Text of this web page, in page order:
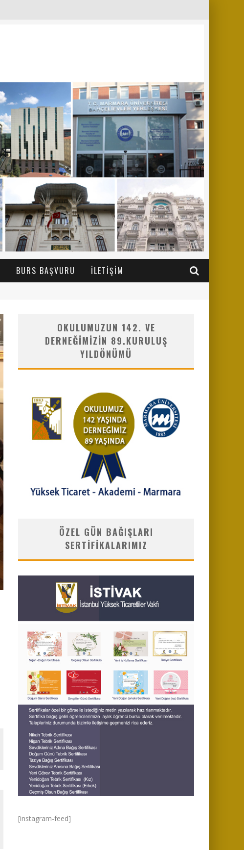
BURS BAŞVURU İLETIŞIM
OKULUMUZUN 142. VE
DERNEĞIMIZIN 89.KURULUŞ
YILDÖNÜMÜ
ÖZEL GÜN BAĞIŞLARI
SERTIFIKALARIMIZ
[instagram-feed]